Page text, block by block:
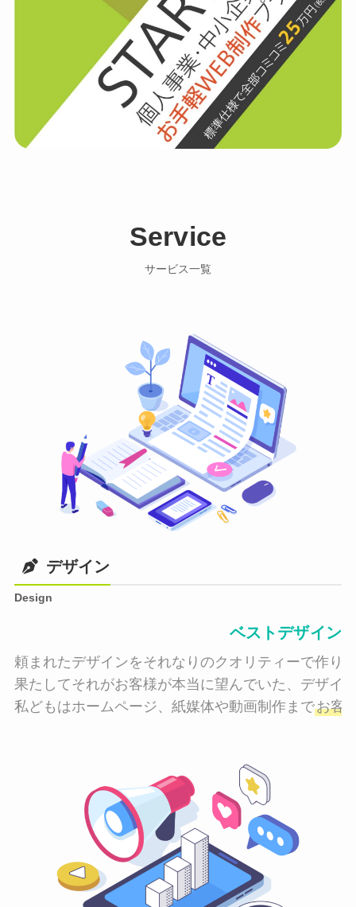
Service
サービス一覧
デザイン
Design
ベストデザイン
頼まれたデザインをそれなりのクオリティーで作り
果たしてそれがお客様が本当に望んでいた、デザイ
私どもはホームページ、紙媒体や動画制作までお客